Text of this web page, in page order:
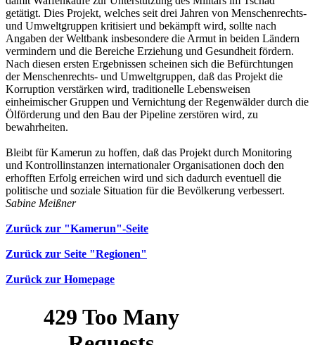
getätigt. Dies Projekt, welches seit drei Jahren von Menschenrechts-
und Umweltgruppen kritisiert und bekämpft wird, sollte nach
Angaben der Weltbank insbesondere die Armut in beiden Ländern
vermindern und die Bereiche Erziehung und Gesundheit fördern.
Nach diesen ersten Ergebnissen scheinen sich die Befürchtungen
der Menschenrechts- und Umweltgruppen, daß das Projekt die
Korruption verstärken wird, traditionelle Lebensweisen
einheimischer Gruppen und Vernichtung der Regenwälder durch die
Ölförderung und den Bau der Pipeline zerstören wird, zu
bewahrheiten.
Bleibt für Kamerun zu hoffen, daß das Projekt durch Monitoring
und Kontrollinstanzen internationaler Organisationen doch den
erhofften Erfolg erreichen wird und sich dadurch eventuell die
politische und soziale Situation für die Bevölkerung verbessert.
Sabine Meißner
Zurück zur "Kamerun"-Seite
Zurück zur Seite "Regionen"
Zurück zur Homepage